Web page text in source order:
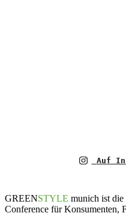
Auf
GREENSTYLE munich ist
Conference für Konsumenten,